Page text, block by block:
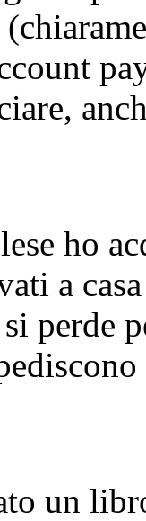
ho
a
perde
un